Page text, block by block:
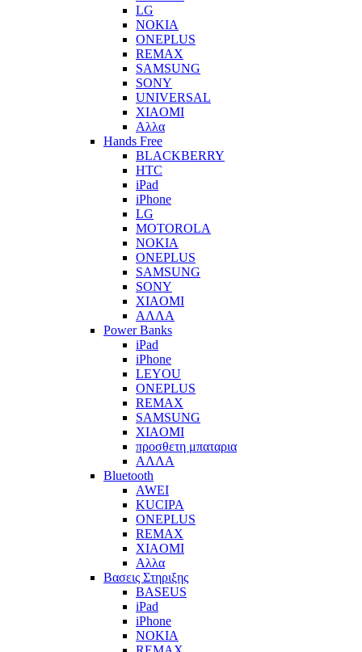
LG
NOKIA
ONEPLUS
REMAX
SAMSUNG
SONY
UNIVERSAL
XIAOMI
Αλλα
Hands Free
BLACKBERRY
HTC
iPad
iPhone
LG
MOTOROLA
NOKIA
ONEPLUS
SAMSUNG
SONY
XIAOMI
ΑΛΛΑ
Power Banks
iPad
iPhone
LEYOU
ONEPLUS
REMAX
SAMSUNG
XIAOMI
προσθετη μπαταρια
ΑΛΛΑ
Bluetooth
AWEI
KUCIPA
ONEPLUS
REMAX
XIAOMI
Αλλα
Βασεις Στηριξης
BASEUS
iPad
iPhone
NOKIA